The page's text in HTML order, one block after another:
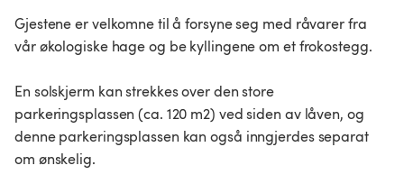
Gjestene er velkomne til å forsyne seg med råvarer fra
vår økologiske hage og be kyllingene om et frokostegg.
En solskjerm kan strekkes over den store
parkeringsplassen (ca. 120 m2) ved siden av låven, og
denne parkeringsplassen kan også inngjerdes separat
om ønskelig.